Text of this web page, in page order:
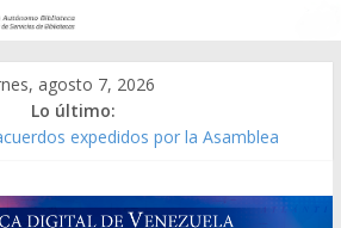
agosto 7, 2026
Lo último:
expedidos por la Asamblea
[material gráfico]